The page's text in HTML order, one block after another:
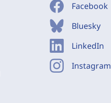
Facebook
Bluesky
LinkedIn
Instagram